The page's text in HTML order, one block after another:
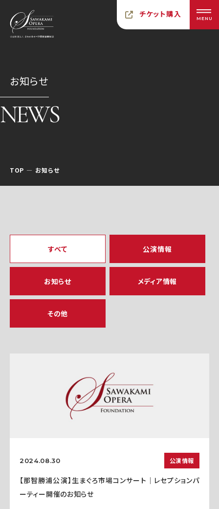
チケット購入 MENU
お知らせ
NEWS
TOP お知らせ
すべて 公演情報
お知らせ メディア情報
その他
2024.08.30 公演情報
【那智勝浦公演】生まぐろ市場コンサート｜レセプションパ
ーティー開催のお知らせ